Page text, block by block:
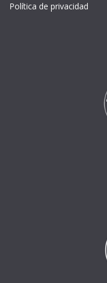
Política de privacidad